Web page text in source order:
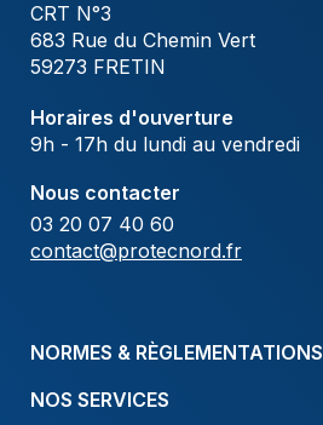
CRT N°3
683 Rue du Chemin Vert
59273 FRETIN
Horaires d'ouverture
9h - 17h du lundi au vendredi
Nous contacter
03 20 07 40 60
contact@protecnord.fr
NORMES & RÈGLEMENTATIONS
NOS SERVICES